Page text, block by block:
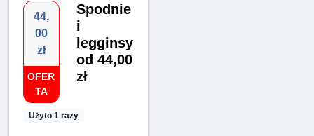
44,
00
zł
OFER
TA
Użyto 1 razy
Spodnie
i
legginsy
od 44,00
zł